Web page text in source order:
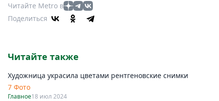
Читайте Metro в
Поделиться
Читайте также
Художница украсила цветами рентгеновские снимки
7 Фото
Главное18 июл 2024